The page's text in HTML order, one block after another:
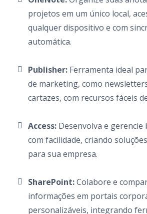
projetos em um único local,
qualquer dispositivo e com
automática.
Publisher: Ferramenta ideal
de marketing, como
cartazes, com recursos fáceis
Access: Desenvolva e gerencie
com facilidade, criando
para sua empresa.
SharePoint:Colabore e
informações em portais
personalizáveis, integrando